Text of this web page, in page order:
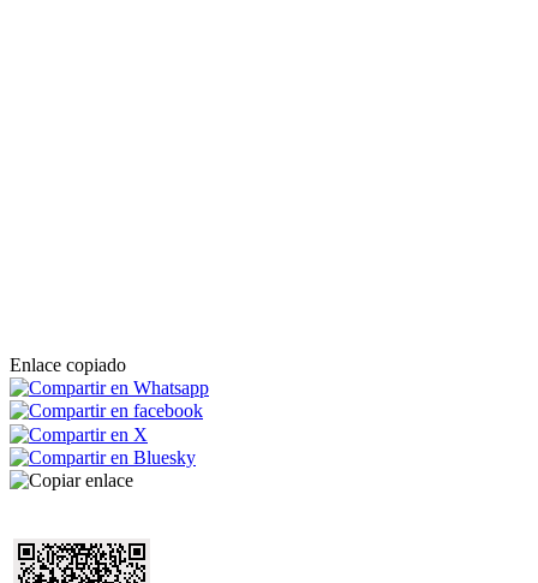
Enlace copiado